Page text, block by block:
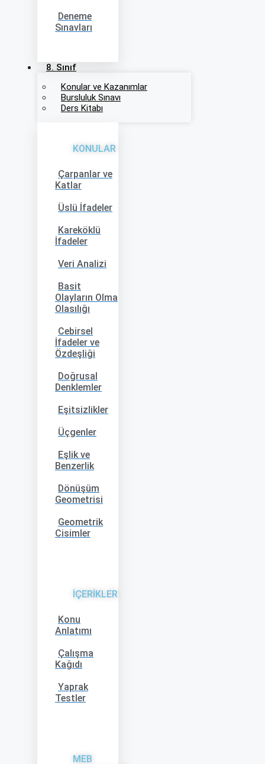
Deneme
Sınavları
8. Sınıf
Konular ve Kazanımlar
Bursluluk Sınavı
Ders Kitabı
KONULAR
Çarpanlar ve
Katlar
Üslü İfadeler
Kareköklü
İfadeler
Veri Analizi
Basit
Olayların Olma
Olasılığı
Cebirsel
İfadeler ve
Özdeşliği
Doğrusal
Denklemler
Eşitsizlikler
Üçgenler
Eşlik ve
Benzerlik
Dönüşüm
Geometrisi
Geometrik
Cisimler
İÇERİKLER
Konu
Anlatımı
Çalışma
Kağıdı
Yaprak
Testler
MEB